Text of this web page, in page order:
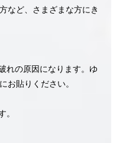
など、さまざまな方にき
れの原因になります。ゆ
お貼りください。
。